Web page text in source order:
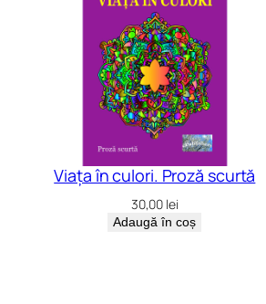
Viața în culori. Proză scurtă
30,00 lei
Adaugă în coș